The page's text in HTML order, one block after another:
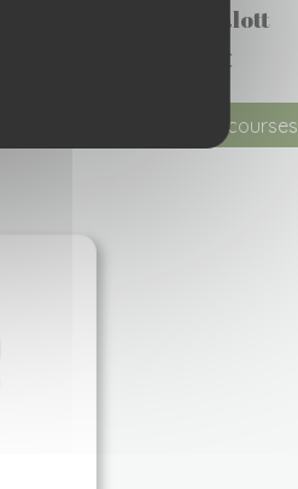
Rosier lady of shalott
€
Ajouter à ma liste de courses